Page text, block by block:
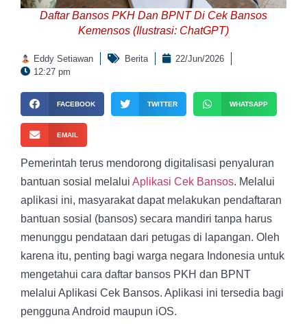
Daftar Bansos PKH Dan BPNT Di Cek Bansos
Kemensos (Ilustrasi: ChatGPT)
Eddy Setiawan Berita
22/Jun/2026
12:27 pm
FACEBOOK TWITTER WHATSAPP
EMAIL
Pemerintah terus mendorong digitalisasi penyaluran
bantuan sosial melalui Aplikasi Cek Bansos. Melalui
aplikasi ini, masyarakat dapat melakukan pendaftaran
bantuan sosial (bansos) secara mandiri tanpa harus
menunggu pendataan dari petugas di lapangan. Oleh
karena itu, penting bagi warga negara Indonesia untuk
mengetahui cara daftar bansos PKH dan BPNT
melalui Aplikasi Cek Bansos. Aplikasi ini tersedia bagi
pengguna Android maupun iOS.